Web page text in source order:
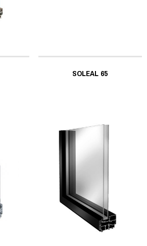
SOLEAL 65